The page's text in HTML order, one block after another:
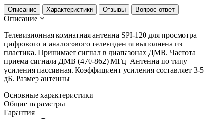
Описание Характеристики Отзывы Вопрос-ответ
Описание
Телевизионная комнатная антенна SPI-120 для просмотра
цифрового и аналогового телевидения выполнена из
пластика. Принимает сигнал в диапазонах ДМВ. Частота
приема сигнала ДМВ (470-862) МГц. Антенна по типу
усиления пассивная. Коэффициент усиления составляет 3-5
дБ. Размер антенны
Основные характеристики
Общие параметры
Гарантия